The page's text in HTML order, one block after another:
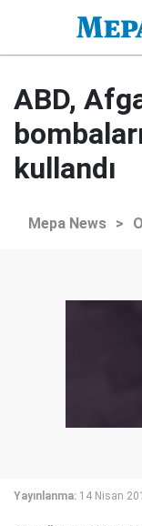
ABD,
kullandı
Mepa News >
Yayınlanma: 14 Nisan